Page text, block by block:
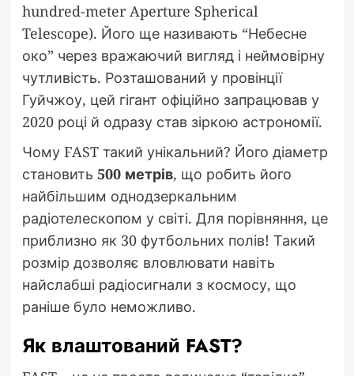
hundred-meter Aperture Spherical
Telescope). Його ще називають “Небесне
око” через вражаючий вигляд і неймовірну
чутливість. Розташований у провінції
Гуйчжоу, цей гігант офіційно запрацював у
2020 році й одразу став зіркою астрономії.
Чому FAST такий унікальний? Його діаметр
становить 500 метрів, що робить його
найбільшим однодзеркальним
радіотелескопом у світі. Для порівняння, це
приблизно як 30 футбольних полів! Такий
розмір дозволяє вловлювати навіть
найслабші радіосигнали з космосу, що
раніше було неможливо.
Як влаштований FAST?